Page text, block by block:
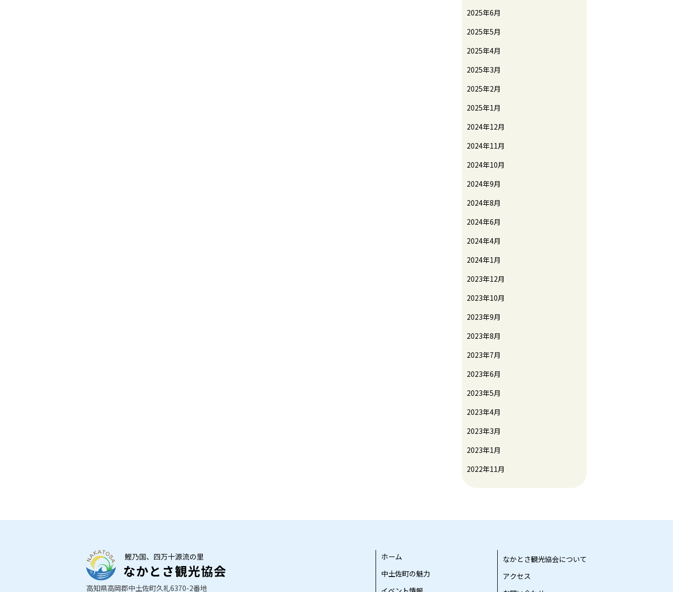
2025年6月
2025年5月
2025年4月
2025年3月
2025年2月
2025年1月
2024年12月
2024年11月
2024年10月
2024年9月
2024年8月
2024年6月
2024年4月
2024年1月
2023年12月
2023年10月
2023年9月
2023年8月
2023年7月
2023年6月
2023年5月
2023年4月
2023年3月
2023年1月
2022年11月
高知県高岡郡中土佐町久礼6370-2番地
ホーム
中土佐町の魅力
なかとさ観光協会について
アクセス